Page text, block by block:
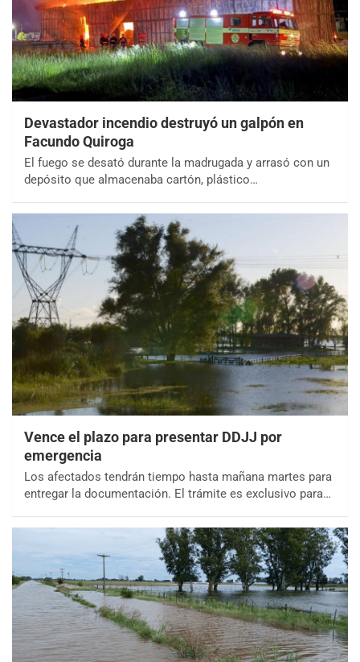
Devastador incendio destruyó un galpón en
Facundo Quiroga
El fuego se desató durante la madrugada y arrasó con un
depósito que almacenaba cartón, plástico…
Vence el plazo para presentar DDJJ por
emergencia
Los afectados tendrán tiempo hasta mañana martes para
entregar la documentación. El trámite es exclusivo para…